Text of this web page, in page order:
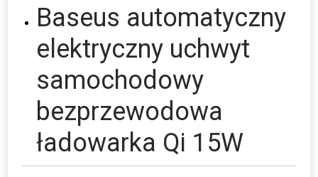
Baseus automatyczny
elektryczny uchwyt
samochodowy
bezprzewodowa
ładowarka Qi 15W